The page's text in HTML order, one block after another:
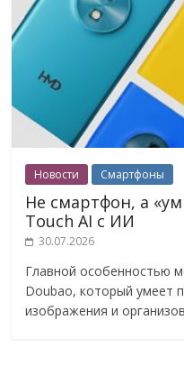
Новости Смартфоны
Не смартфон, а
Touch AI с ИИ
30.07.2026
Главной особенностью
Doubao, который умеет
изображения и